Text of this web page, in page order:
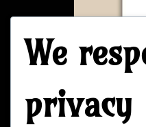
We
privacy